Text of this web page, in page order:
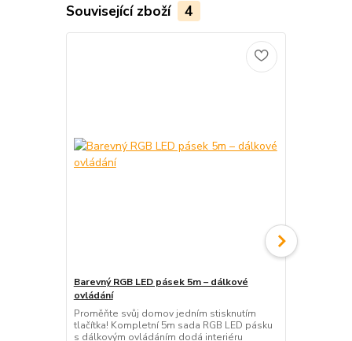
Související zboží 4
Barevný RGB LED pásek 5m – dálkové
ovládání
Proměňte svůj domov jedním stisknutím
tlačítka! Kompletní 5m sada RGB LED pásku
s dálkovým ovládáním dodá interiéru